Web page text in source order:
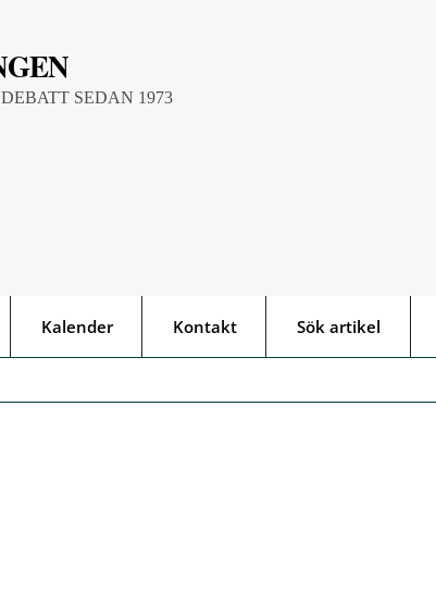
SEDAN 1973
Kalender Kontakt Sök artikel